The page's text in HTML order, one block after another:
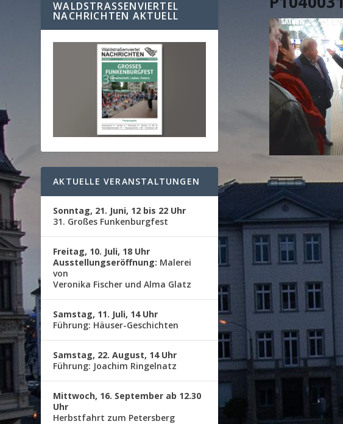
WALDSTRASSENVIERTEL N
ACHRICHTEN AKTUELL
AKTUELLE VERANSTALTUNGEN
Sonntag, 21. Juni, 12 bis 22 Uhr
31. Großes Funkenburgfest
Freitag, 10. Juli, 18 Uhr
Ausstellungseröffnung: Malerei
von
Veronika Fischer und Alma Glatz
Samstag, 11. Juli, 14 Uhr
Führung: Häuser-Geschichten
Samstag, 22. August, 14 Uhr
Führung: Joachim Ringelnatz
Mittwoch, 16. September ab 12.30
Uhr
Herbstfahrt zum Petersberg